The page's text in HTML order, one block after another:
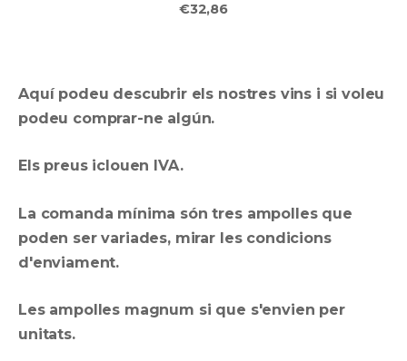
Aquí podeu descubrir els nostres vins i si voleu
podeu comprar-ne algún.
Els preus iclouen IVA.
La comanda mínima són tres ampolles que
poden ser variades, mirar les condicions
d'enviament.
Les ampolles magnum si que s'envien per
unitats.
€32,86